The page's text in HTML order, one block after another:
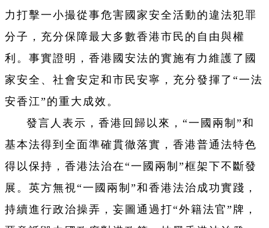
力打擊一小撮從事危害國家安全活動的違法犯罪
分子，充分保障最大多數香港市民的自由與權
利。事實證明，香港國安法的實施有力維護了國
家安全、社會安定和市民安寧，充分發揮了“一法
安香江”的重大成效。
發言人表示，香港回歸以來，“一國兩制”和
基本法得到全面準確貫徹落實，香港普通法特色
得以保持，香港法治在“一國兩制”框架下不斷發
展。英方無視“一國兩制”和香港法治成功實踐，
持續進行政治操弄，妄圖通過打“外籍法官”牌，